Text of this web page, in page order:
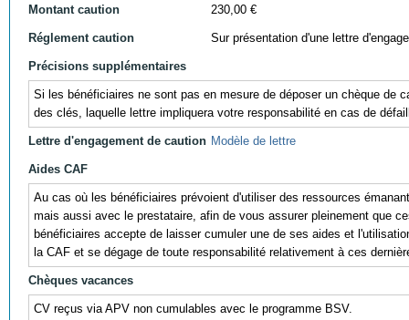
Montant caution 230,00 €
Réglement caution Sur présentation d'une lettre
Précisions supplémentaires
Si les bénéficiaires ne sont pas en mesure de déposer un chèque de
des clés, laquelle lettre impliquera votre responsabilité en cas de
Lettre d'engagement de caution Modèle de lettre
Aides CAF
Au cas où les bénéficiaires prévoient d'utiliser des ressources
mais aussi avec le prestataire, afin de vous assurer pleinement que
bénéficiaires accepte de laisser cumuler une de ses aides et
la CAF et se dégage de toute responsabilité relativement à ces
Chèques vacances
CV reçus via APV non cumulables avec le programme BSV.